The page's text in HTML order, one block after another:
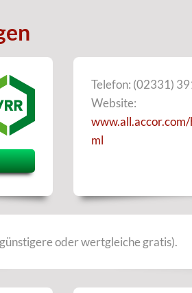
Telefon: (02331)
Website:
ml
oder wertgleiche gratis).